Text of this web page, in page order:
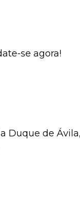
se agora!
Duque de